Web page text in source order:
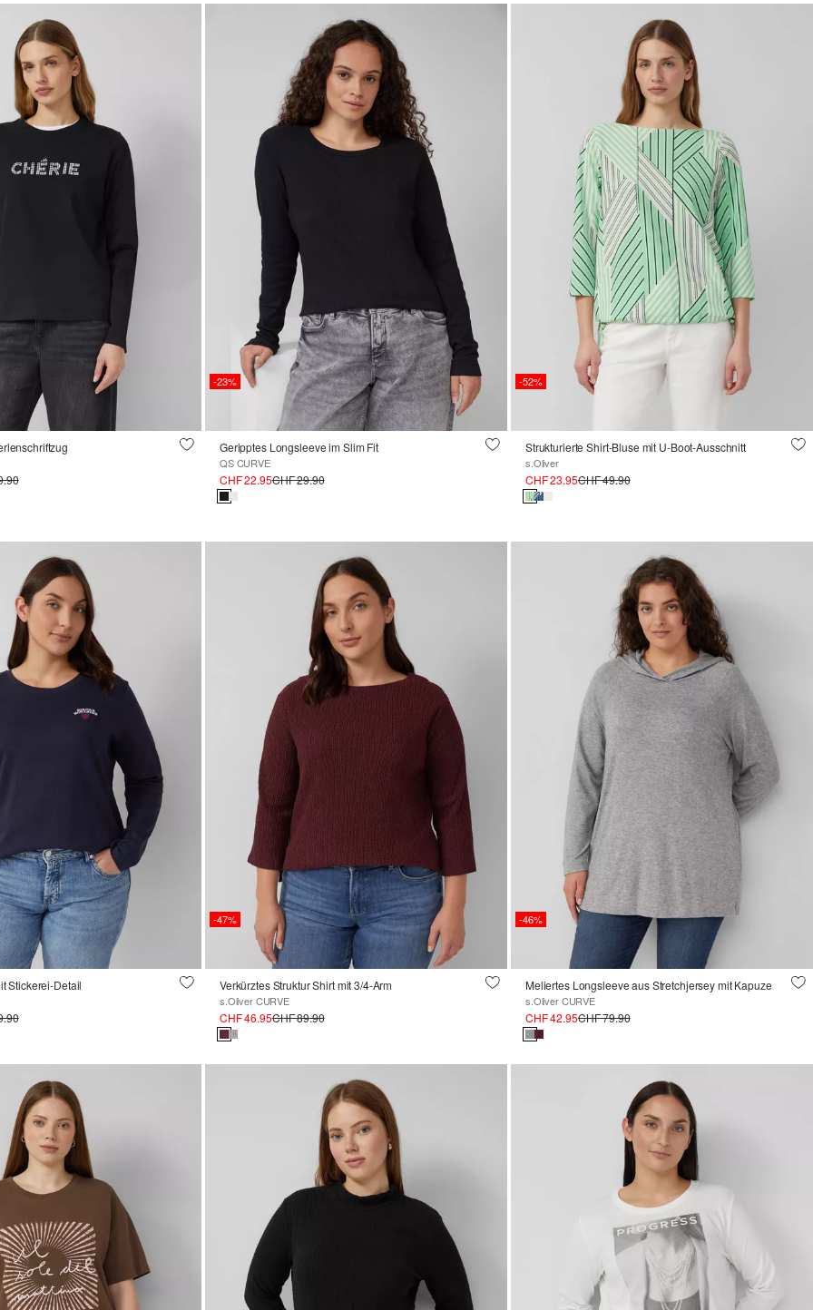
-23%
Geripptes Longsleeve im Slim Fit
QS CURVE
CHF 22.95CHF 29.90
-52%
Strukturierte Shirt-Bluse mit U-Boot-Ausschnitt
s.Oliver
CHF 23.95CHF 49.90
Stickerei-Detail
-47%
Verkürztes Struktur Shirt mit 3/4-Arm
s.Oliver CURVE
CHF 46.95CHF 89.90
-46%
Meliertes Longsleeve aus Stretchjersey mit Kapuze
s.Oliver CURVE
CHF 42.95CHF 79.90